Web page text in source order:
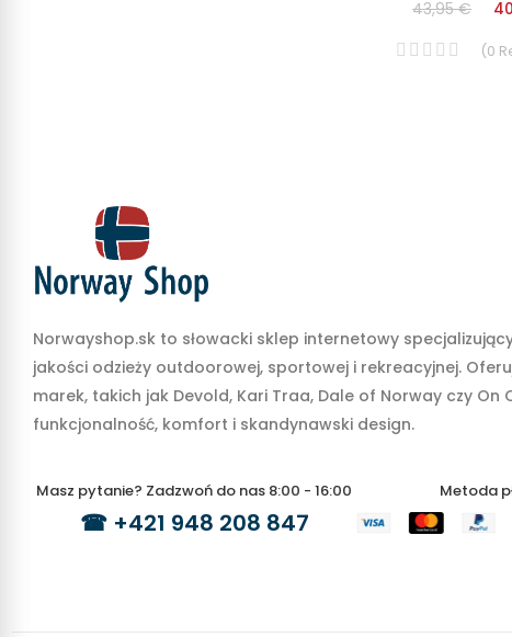
43,95 €
(0
Norwayshop.sk to słowacki sklep internetowy
jakości odzieży outdoorowej, sportowej i rekreacyjnej.
marek, takich jak Devold, Kari Traa, Dale of Norway czy On
funkcjonalność, komfort i skandynawski design.
Masz pytanie? Zadzwoń do nas 8:00 - 16:00
☎ +421 948 208 847
Metoda